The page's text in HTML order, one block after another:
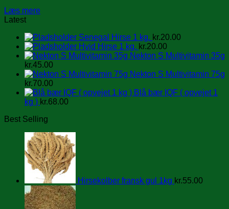
Læs mere
Latest
Senegal Hirse 1 kg. kr.20.00
Hvid Hirse 1 kg. kr.20.00
Nekton S Multivitamin 35g
kr.45.00
Nekton S Multivitamin 75g
kr.70.00
Blå bær IQF ( opvejet 1
kg ) kr.68.00
Best Selling
Hirsekolber fransk gul 1kg kr.55.00